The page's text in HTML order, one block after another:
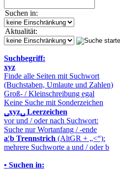
Suchen in:
Aktualität:
Suchbegriff:
xyz
Finde alle Seiten mit Suchwort
(Buchstaben, Umlaute und Zahlen)
Groß- / Kleinschreibung egal
Keine Suche mit Sonderzeichen
␣xyz␣ Leerzeichen
vor und / oder nach Suchwort:
Suche nur Wortanfang / -ende
a¦b Trennstrich (AltGR + „<“):
mehrere Suchworte a und / oder b
• Suchen in: